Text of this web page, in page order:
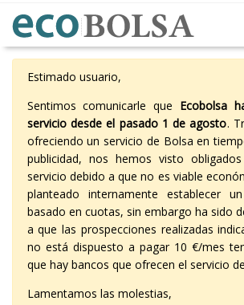
Estimado usuario,
Sentimos comunicarle que Ecobolsa
servicio desde el pasado 1 de agosto.
ofreciendo un servicio de Bolsa en
publicidad, nos hemos visto
servicio debido a que no es viable
planteado internamente establecer
basado en cuotas, sin embargo ha sido
a que las prospecciones realizadas
no está dispuesto a pagar 10 €/mes
que hay bancos que ofrecen el servicio
Lamentamos las molestias,